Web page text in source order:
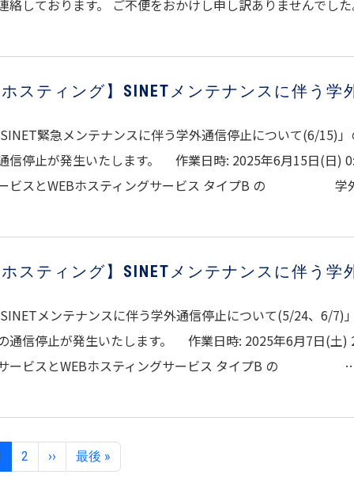
絡しております。 ご不便をおかけし申し訳ありませんでし
ホスティング】SINETメンテナンスに伴う学
SINET緊急メンテナンスに伴う学外通信停止について(6/15)
信停止が発生いたします。 作業日時: 2025年6月15日(日)
ビスとWEBホスティングサービス タイプB の 学
ホスティング】SINETメンテナンスに伴う学
SINETメンテナンスに伴う学外通信停止について(5/24、6/
通信停止が発生いたします。 作業日時: 2025年6月7日(土
ービスとWEBホスティングサービス タイプB の
ジ送り
2 ››次ページ
最後 »最終ページ